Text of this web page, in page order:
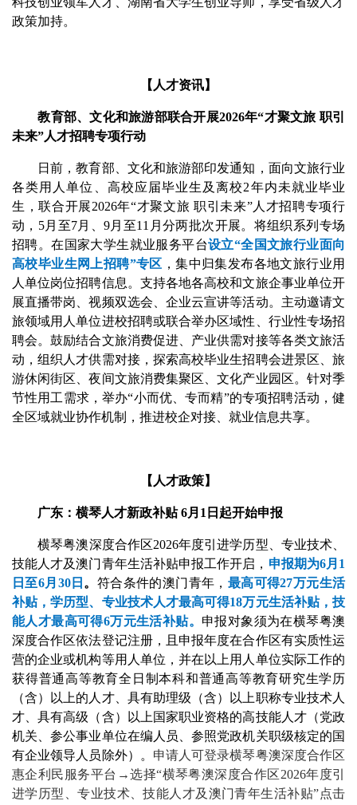
政策加持。
【人才资讯】
教育部、文化和旅游部联合开展2026年“才聚文旅 职引
未来”人才招聘专项行动
日前，教育部、文化和旅游部印发通知，面向文旅行业
各类用人单位、高校应届毕业生及离校2年内未就业毕业
生，联合开展2026年“才聚文旅 职引未来”人才招聘专项行
动，5月至7月、9月至11月分两批次开展。将组织系列专场
招聘。在国家大学生就业服务平台设立“全国文旅行业面向
高校毕业生网上招聘”专区 ，集中归集发布各地文旅行业用
人单位岗位招聘信息。支持各地各高校和文旅企事业单位开
展直播带岗、视频双选会、企业云宣讲等活动。主动邀请文
旅领域用人单位进校招聘或联合举办区域性、行业性专场招
聘会。鼓励结合文旅消费促进、产业供需对接等各类文旅活
动，组织人才供需对接，探索高校毕业生招聘会进景区、旅
游休闲街区、夜间文旅消费集聚区、文化产业园区。针对季
节性用工需求，举办“小而优、专而精”的专项招聘活动，健
全区域就业协作机制，推进校企对接、就业信息共享。
【人才政策】
广东：横琴人才新政补贴 6月1日起开始申报
横琴粤澳深度合作区2026年度引进学历型、专业技术、
技能人才及澳门青年生活补贴申报工作开启， 申报期为6月1
日至6月30日 。 符合条件的澳门青年， 最高可得27万元生活
补贴，学历型、专业技术人才最高可得18万元生活补贴，技
能人才最高可得6万元生活补贴。 申报对象须为在横琴粤澳
深度合作区依法登记注册，且申报年度在合作区有实质性运
营的企业或机构等用人单位，并在以上用人单位实际工作的
获得普通高等教育全日制本科和普通高等教育研究生学历
（含）以上的人才、具有助理级（含）以上职称专业技术人
才、具有高级（含）以上国家职业资格的高技能人才（党政
机关、参公事业单位在编人员、参照党政机关职级核定的国
有企业领导人员除外）。 申请人可登录横琴粤澳深度合作区
惠企利民服务平台→选择“横琴粤澳深度合作区2026年度引
进学历型、专业技术、技能人才及澳门青年生活补贴”点击